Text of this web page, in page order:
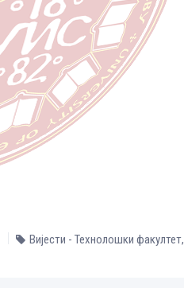
Вијести - Технолошки факултет,